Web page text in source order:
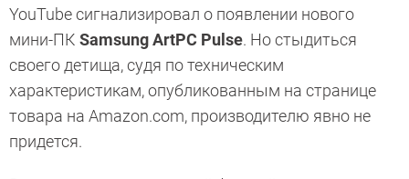
YouTube сигнализировал о появлении нового
мини-ПК Samsung ArtPC Pulse. Но стыдиться
своего детища, судя по техническим
характеристикам, опубликованным на странице
товара на Amazon.com, производителю явно не
придется.